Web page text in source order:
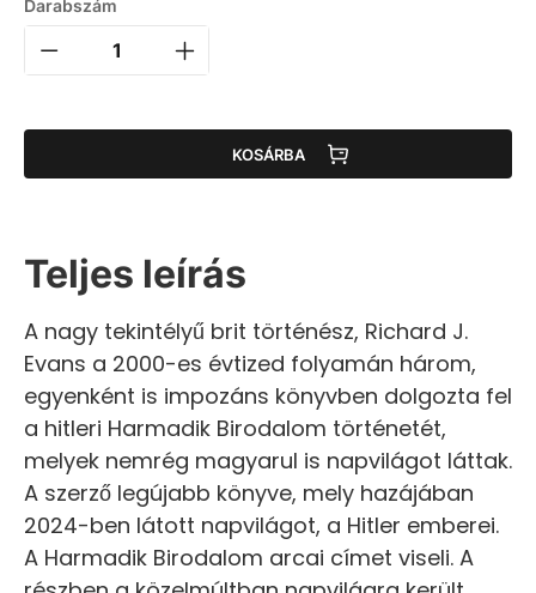
Darabszám
KOSÁRBA
Teljes leírás
A nagy tekintélyű brit történész, Richard J.
Evans a 2000-es évtized folyamán három,
egyenként is impozáns könyvben dolgozta fel
a hitleri Harmadik Birodalom történetét,
melyek nemrég magyarul is napvilágot láttak.
A szerző legújabb könyve, mely hazájában
2024-ben látott napvilágot, a Hitler emberei.
A Harmadik Birodalom arcai címet viseli. A